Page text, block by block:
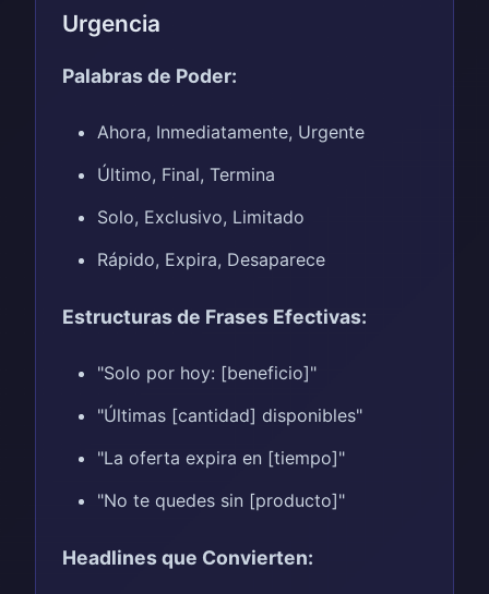
Urgencia
Palabras de Poder:
Ahora, Inmediatamente, Urgente
Último, Final, Termina
Solo, Exclusivo, Limitado
Rápido, Expira, Desaparece
Estructuras de Frases Efectivas:
"Solo por hoy: [beneficio]"
"Últimas [cantidad] disponibles"
"La oferta expira en [tiempo]"
"No te quedes sin [producto]"
Headlines que Convierten: